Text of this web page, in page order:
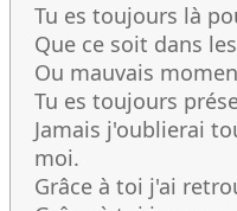
Tu es toujours là
Que ce soit dans
Ou mauvais
Tu es toujours
Jamais j'oublierai
moi.
Grâce à toi j'ai